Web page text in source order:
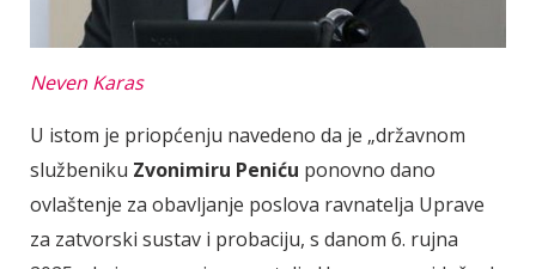
Neven Karas
U istom je priopćenju navedeno da je „državnom
službeniku Zvonimiru Peniću ponovno dano
ovlaštenje za obavljanje poslova ravnatelja Uprave
za zatvorski sustav i probaciju, s danom 6. rujna